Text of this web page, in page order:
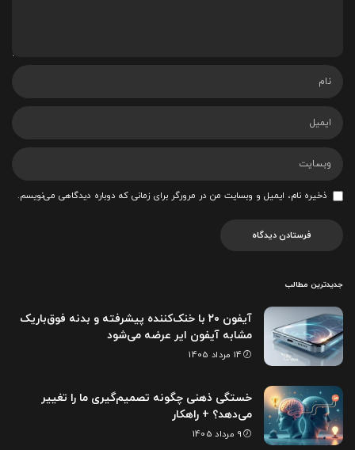
ذخیره نام، ایمیل و وبسایت من در مرورگر برای زمانی که دوباره دیدگاهی می‌نویسم.
جدیدترین مطالب
آیفون ۲۰ با خنک‌کننده پیشرفته و بدنه فوق‌باریک
مشابه آیفون ایر عرضه می‌شود
14 مرداد 1405
خستگی ذهنی چگونه تصمیم‌گیری ما را تغییر
می‌دهد؟ + راهکار
9 مرداد 1405